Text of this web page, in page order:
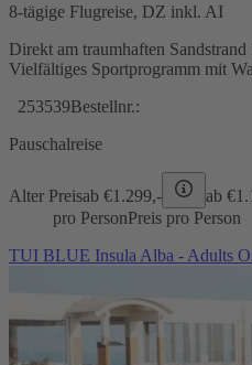
8-tägige Flugreise, DZ inkl. AI
Direkt am traumhaften
Vielfältiges Sportprogramm mit
253539Bestellnr.:
Pauschalreise
Alter Preisab €1.299,- ab €
pro PersonPreis pro Person
TUI BLUE Insula Alba - Adults